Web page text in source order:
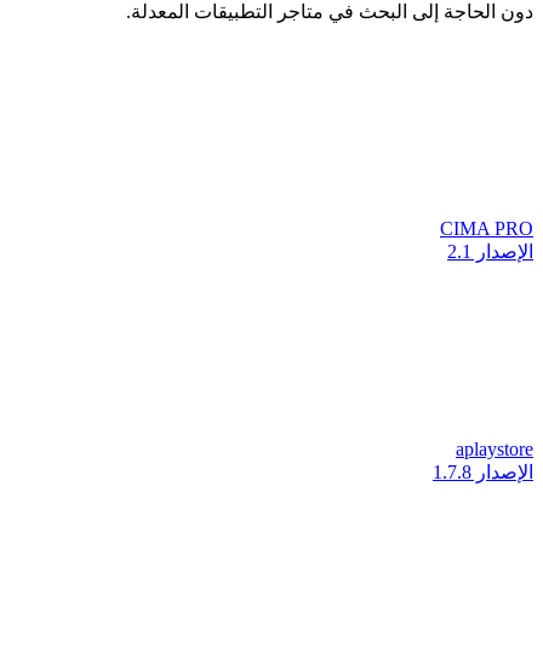
دون الحاجة إلى البحث في متاجر التطبيقات المعدلة.
CIMA PRO
الإصدار 2.1
aplaystore
الإصدار 1.7.8